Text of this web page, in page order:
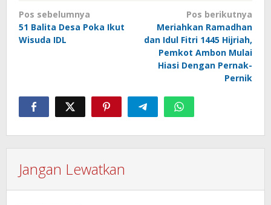
Navigasi
pos
Pos sebelumnya
51 Balita Desa Poka Ikut
Wisuda IDL
Pos berikutnya
Meriahkan Ramadhan
dan Idul Fitri 1445 Hijriah,
Pemkot Ambon Mulai
Hiasi Dengan Pernak-
Pernik
Jangan Lewatkan